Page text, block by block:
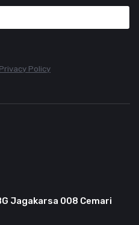
Privacy Policy
Jagakarsa 008 Cemari